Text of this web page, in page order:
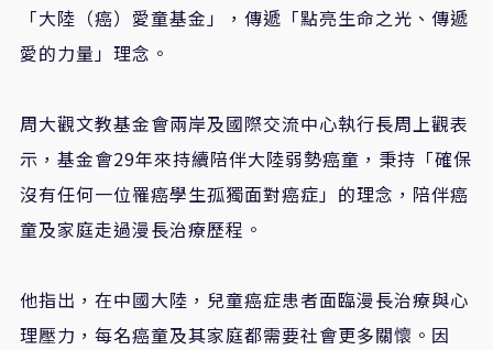
「大陸（癌）愛童基金」，傳遞「點亮生命之光、傳遞
愛的力量」理念。
周大觀文教基金會兩岸及國際交流中心執行長周上觀表
示，基金會29年來持續陪伴大陸弱勢癌童，秉持「確保
沒有任何一位罹癌學生孤獨面對癌症」的理念，陪伴癌
童及家庭走過漫長治療歷程。
他指出，在中國大陸，兒童癌症患者面臨漫長治療與心
理壓力，每名癌童及其家庭都需要社會更多關懷。因